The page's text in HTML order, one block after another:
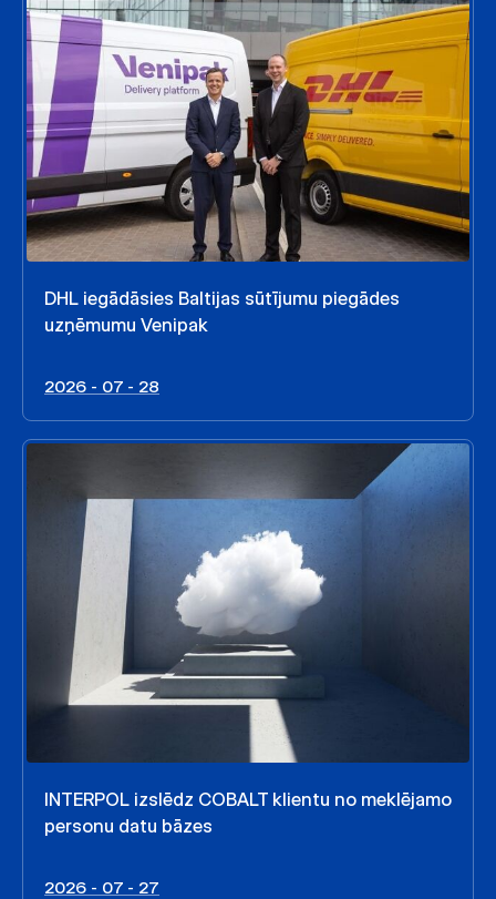
DHL iegādāsies Baltijas sūtījumu piegādes
uzņēmumu Venipak
2026 - 07 - 28
INTERPOL izslēdz COBALT klientu no meklējamo
personu datu bāzes
2026 - 07 - 27